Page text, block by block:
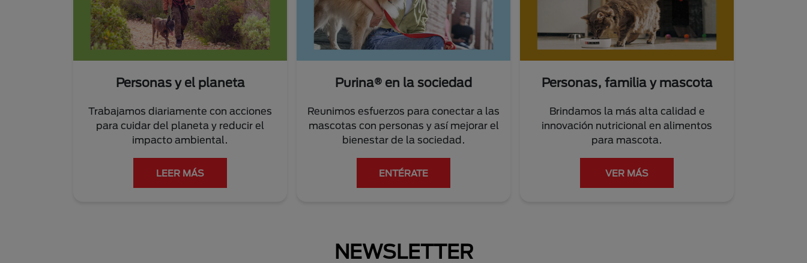
Personas y el planeta
Trabajamos diariamente con acciones
para cuidar del planeta y reducir el
impacto ambiental.
LEER MÁS
Purina® en la sociedad
Reunimos esfuerzos para conectar a las
mascotas con personas y así mejorar el
bienestar de la sociedad.
ENTÉRATE
Personas, familia y mascota
Brindamos la más alta calidad e
innovación nutricional en alimentos
para mascota.
VER MÁS
NEWSLETTER